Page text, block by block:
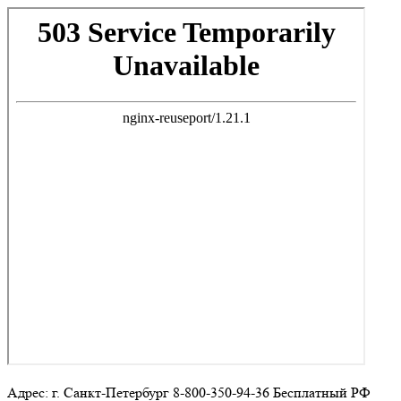
Адрес: г. Санкт-Петербург 8-800-350-94-36 Бесплатный РФ